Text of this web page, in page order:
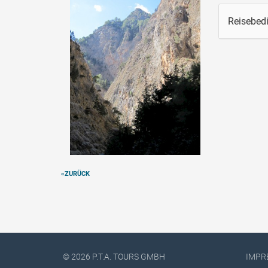
«ZURÜCK
© 2026 P.T.A. TOURS GMBH